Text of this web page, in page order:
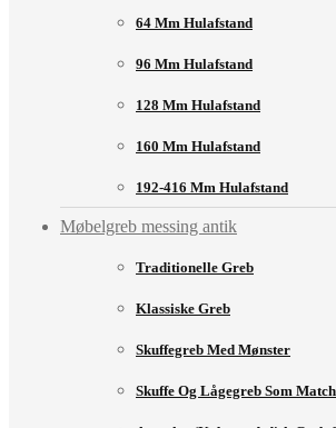
64 Mm Hulafstand
96 Mm Hulafstand
128 Mm Hulafstand
160 Mm Hulafstand
192-416 Mm Hulafstand
Møbelgreb messing antik
Traditionelle Greb
Klassiske Greb
Skuffegreb Med Mønster
Skuffe Og Lågegreb Som